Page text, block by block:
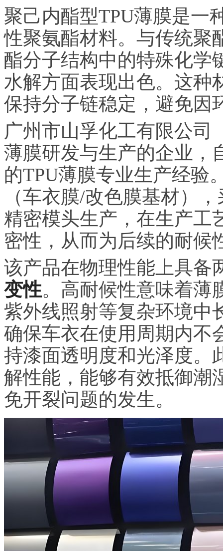
聚己内酯型TPU薄膜是一
性聚氨酯材料。与传统聚
酯分子结构中的特殊化学
水解方面表现出色。这种
保持分子链稳定，避免因
广州市山孚化工有限公司
薄膜研发与生产的企业，
的TPU薄膜专业生产经验
（车衣膜/改色膜基材）
精密模头生产，在生产工
密性，从而为后续的耐候
该产品在物理性能上具备
变性。高耐候性意味着薄
紫外线照射等复杂环境中
确保车衣在使用周期内不
持漆面透明度和光泽度。
解性能，能够有效抵御潮
免开裂问题的发生。